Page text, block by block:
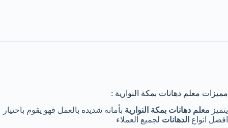
مميزات معلم دهانات بمكة النوارية :
يتميز معلم دهانات بمكة النوارية بأمانه شديده بالعمل فهو يقوم باختيار
افضل انواع الدهانات لجميع العملاء